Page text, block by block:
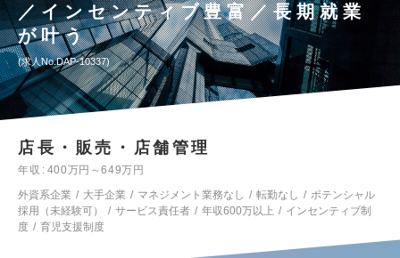
／インセンティブ豊富／長期就業
が叶う
求人No.DAP-10337
店長・販売・店舗管理
年収
400万円～649万円
外資系企業
大手企業 マネジメント業務なし 転勤なし
ポテンシャル
採用（未経験可）
サービス責任者 年収600万以上
インセンティブ制
度
育児支援制度